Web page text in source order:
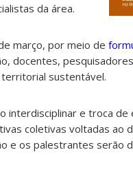
da área.
março, por meio de
docentes,
sustentável.
interdisciplinar e troca
coletivas voltadas ao
e os palestrantes serão